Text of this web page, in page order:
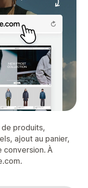
produits,
ajout au panier,
conversion. À